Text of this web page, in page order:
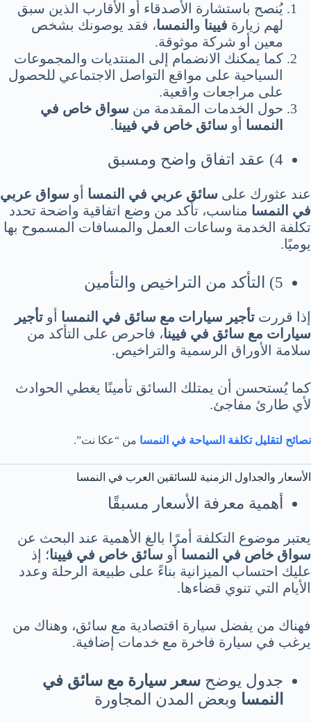
يُنصح باستشارة الأصدقاء أو الأقارب الذين سبق
لهم زيارة فيينا و النمسا، فقد يوصونك بشخص
معين أو شركة موثوقة.
كما يمكنك الانضمام إلى المنتديات والمجموعات
السياحية على مواقع التواصل الاجتماعي للحصول
على مراجعات واقعية.
حول الخدمات المقدمة من سواق خاص في
النمسا أو سائق خاص في فيينا.
4) عقد اتفاق واضح ومسبق
عند عثورك على سائق عربي في النمسا أو سواق عربي
في النمسا مناسب، تأكد من وضع اتفاقية واضحة تحدد
تكلفة الخدمة وساعات العمل والمسافات المسموح بها
يوميًا.
5) التأكد من التراخيص والتأمين
إذا قررت تأجير سيارات مع سائق في النمسا أو تأجير
سيارات مع سائق في فيينا، فاحرص على التأكد من
سلامة الأوراق الرسمية والتراخيص.
كما يُستحسن أن يمتلك السائق تأمينًا يغطي الحوادث
لأي طارئ مفاجئ.
نصائح لتقليل تكلفة السياحة في النمسا من “عكا نت”.
الأسعار والجداول الزمنية للسائقين العرب في النمسا
أهمية معرفة الأسعار مسبقًا
يعتبر موضوع التكلفة أمرًا بالغ الأهمية عند البحث عن
سواق خاص في النمسا أو سائق خاص في فيينا؛ إذ
عليك احتساب الميزانية بناءً على طبيعة الرحلة وعدد
الأيام التي تنوي قضاءها.
فهناك من يفضل سيارة اقتصادية مع سائق، وهناك من
يرغب في سيارة فاخرة مع خدمات إضافية.
جدول يوضح سعر سيارة مع سائق في
النمسا وبعض المدن المجاورة